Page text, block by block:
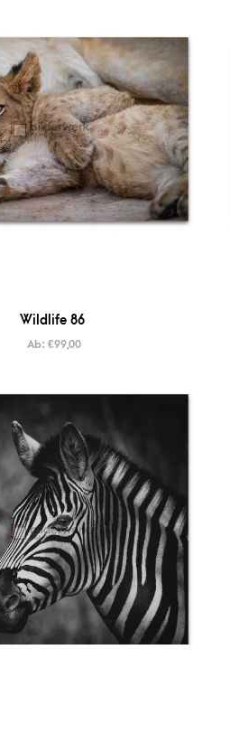
Wildlife 86
Ab:€99,00